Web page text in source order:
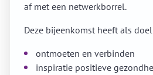
af met een netwerkborrel.
Deze bijeenkomst heeft als
ontmoeten en verbinden
inspiratie positieve